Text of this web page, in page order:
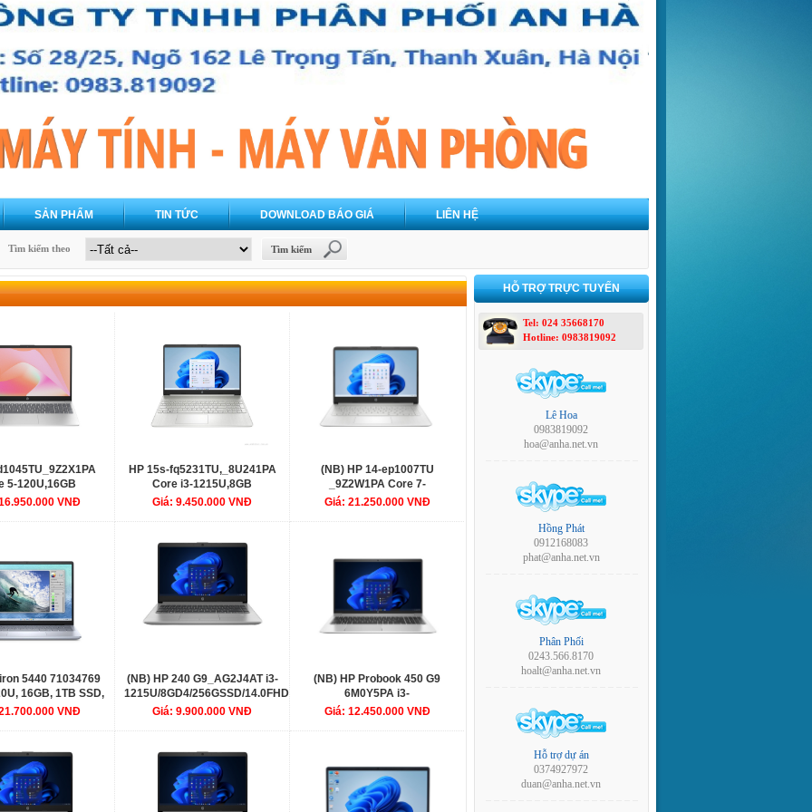
SẢN PHẨM TIN TỨC DOWNLOAD BÁO GIÁ LIÊN HỆ
Tìm kiếm theo Tìm kiếm
5-120U,16GB
SSD,Intel
VNĐ
HP 15s-fq5231TU,_8U241PA
Core i3-1215U,8GB
RAM,256GB SSD,Intel
64,Natural Silver,1Y WTY
Giá: 9.450.000 VNĐ
(NB) HP 14-ep1007TU
_9Z2W1PA Core 7-
150U/16G/512GSSD/14.0FHD/WL/BT/3C/W11H/BẠC
Giá: 21.250.000 VNĐ
5440 71034769
16GB, 1TB SSD,
14" FHD+, 4C
Blue), 1Y WTY
VNĐ
(NB) HP 240 G9_AG2J4AT i3-
1215U/8GD4/256GSSD/14.0FHD/WLac/BT5/3C41WHr/W11SL/BẠC
Giá: 9.900.000 VNĐ
(NB) HP Probook 450 G9
6M0Y5PA i3-
1215U/8GD4/512GSSD/15.6FHD/WL/BT/3C45WHr/ALU/W11SL/LED_KB/BẠC
Giá: 12.450.000 VNĐ
HỖ TRỢ TRỰC TUYẾN
Tel: 024 35668170
Hotline: 0983819092
Lê Hoa
0983819092
hoa@anha.net.vn
Hồng Phát
0912168083
phat@anha.net.vn
Phân Phối
0243.566.8170
hoalt@anha.net.vn
Hỗ trợ dự án
0374927972
duan@anha.net.vn